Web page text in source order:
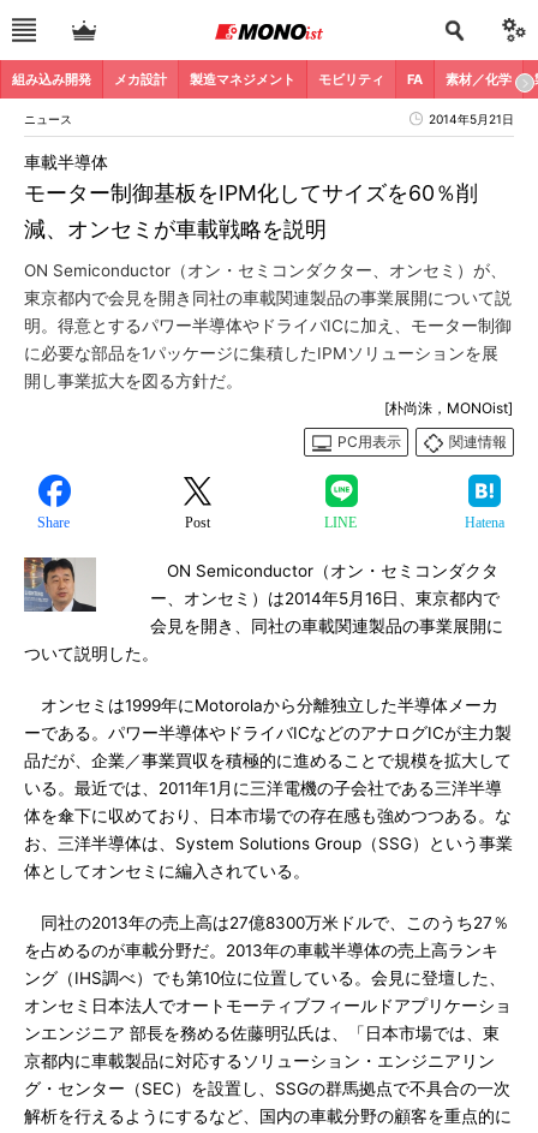
組み込み開発 メカ設計 製造マネジメント モビリティ FA 素材／化学
ニュース 2014年5月21日
モーター制御基板をIPM化してサイズを60％削
減、オンセミが車載戦略を説明
車載半導体
ON Semiconductor（オン・セミコンダクター、オンセミ）が、
東京都内で会見を開き同社の車載関連製品の事業展開について説
明。得意とするパワー半導体やドライバICに加え、モーター制御
に必要な部品を1パッケージに集積したIPMソリューションを展
開し事業拡大を図る方針だ。
[朴尚洙，MONOist]
PC用表示
関連情報
Share Post LINE Hatena
ON Semiconductor（オン・セミコンダクタ
ー、オンセミ）は2014年5月16日、東京都内で
会見を開き、同社の車載関連製品の事業展開に
ついて説明した。
オンセミは1999年にMotorolaから分離独立した半導体メーカ
ーである。パワー半導体やドライバICなどのアナログICが主力製
品だが、企業／事業買収を積極的に進めることで規模を拡大して
いる。最近では、2011年1月に三洋電機の子会社である三洋半導
体を傘下に収めており、日本市場での存在感も強めつつある。な
お、三洋半導体は、System Solutions Group（SSG）という事業
体としてオンセミに編入されている。
同社の2013年の売上高は27億8300万米ドルで、このうち27％
を占めるのが車載分野だ。2013年の車載半導体の売上高ランキ
ング（IHS調べ）でも第10位に位置している。会見に登壇した、
オンセミ日本法人でオートモーティブフィールドアプリケーショ
ンエンジニア 部長を務める佐藤明弘氏は、「日本市場では、東
京都内に車載製品に対応するソリューション・エンジニアリン
グ・センター（SEC）を設置し、SSGの群馬拠点で不具合の一次
解析を行えるようにするなど、国内の車載分野の顧客を重点的に